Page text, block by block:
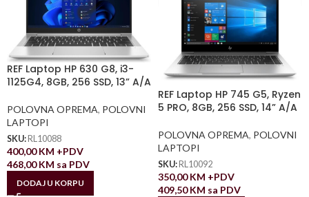
REF Laptop HP 630 G8, i3-
1125G4, 8GB, 256 SSD, 13” A/A
POLOVNA OPREMA, POLOVNI
LAPTOPI
SKU: RL10088
400,00KM +PDV
468,00KM sa PDV
DODAJ U KORPU
REF Laptop HP 745 G5, Ryzen
5 PRO, 8GB, 256 SSD, 14” A/A
POLOVNA OPREMA, POLOVNI
LAPTOPI
SKU: RL10092
350,00KM +PDV
409,50KM sa PDV